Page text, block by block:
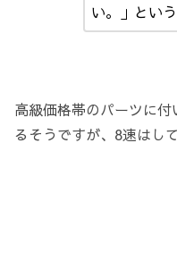
い。」とい
高級価格帯のパーツに
るそうですが、8速はし